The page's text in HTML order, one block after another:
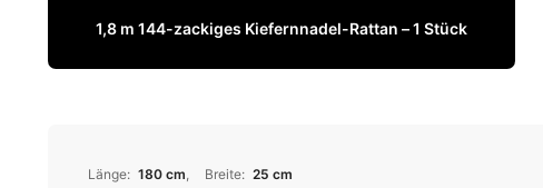
1,8 m 144-zackiges Kiefernnadel-Rattan – 1 Stück
Länge: 180 cm Breite: 25 cm